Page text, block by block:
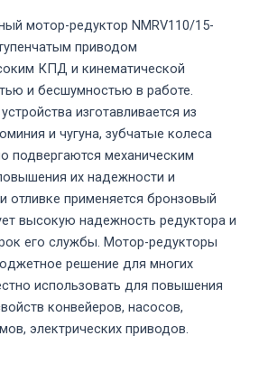
мотор-редуктор NMRV110/15-
приводом
КПД и кинематической
и бесшумностью в работе.
изготавливается из
и чугуна, зубчатые колеса
подвергаются механическим
их надежности и
отливке применяется бронзовый
высокую надежность редуктора и
его службы. Мотор-редукторы
решение для многих
использовать для повышения
конвейеров, насосов,
электрических приводов.